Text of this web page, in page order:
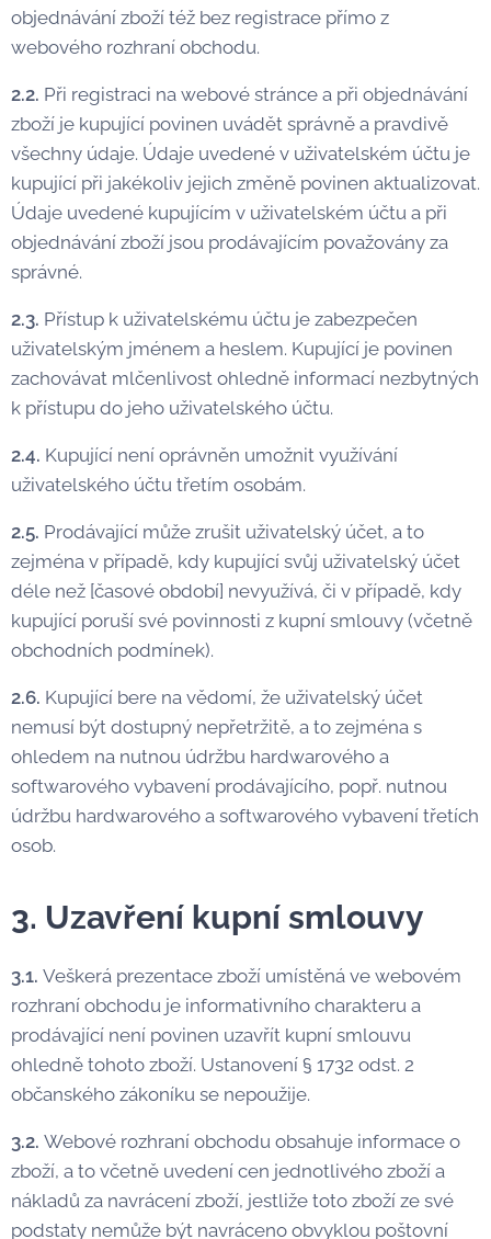
objednávání zboží též bez registrace přímo z
webového rozhraní obchodu.
2.2. Při registraci na webové stránce a při objednávání
zboží je kupující povinen uvádět správně a pravdivě
všechny údaje. Údaje uvedené v uživatelském účtu je
kupující při jakékoliv jejich změně povinen aktualizovat.
Údaje uvedené kupujícím v uživatelském účtu a při
objednávání zboží jsou prodávajícím považovány za
správné.
2.3. Přístup k uživatelskému účtu je zabezpečen
uživatelským jménem a heslem. Kupující je povinen
zachovávat mlčenlivost ohledně informací nezbytných
k přístupu do jeho uživatelského účtu.
2.4. Kupující není oprávněn umožnit využívání
uživatelského účtu třetím osobám.
2.5. Prodávající může zrušit uživatelský účet, a to
zejména v případě, kdy kupující svůj uživatelský účet
déle než [časové období] nevyužívá, či v případě, kdy
kupující poruší své povinnosti z kupní smlouvy (včetně
obchodních podmínek).
2.6. Kupující bere na vědomí, že uživatelský účet
nemusí být dostupný nepřetržitě, a to zejména s
ohledem na nutnou údržbu hardwarového a
softwarového vybavení prodávajícího, popř. nutnou
údržbu hardwarového a softwarového vybavení třetích
osob.
3. Uzavření kupní smlouvy
3.1. Veškerá prezentace zboží umístěná ve webovém
rozhraní obchodu je informativního charakteru a
prodávající není povinen uzavřít kupní smlouvu
ohledně tohoto zboží. Ustanovení § 1732 odst. 2
občanského zákoníku se nepoužije.
3.2. Webové rozhraní obchodu obsahuje informace o
zboží, a to včetně uvedení cen jednotlivého zboží a
nákladů za navrácení zboží, jestliže toto zboží ze své
podstaty nemůže být navráceno obvyklou poštovní